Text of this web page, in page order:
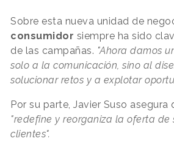
Sobre esta nueva unidad de
consumidor siempre ha sido
de las campañas. "Ahora damos
solo a la comunicación, sino al
solucionar retos y a explotar
Por su parte, Javier Suso
"redefine y reorganiza la oferta
clientes".